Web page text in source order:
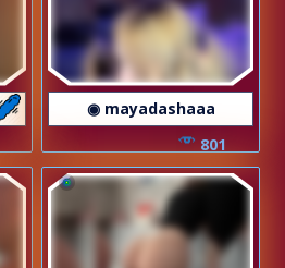
◉ mayadashaaa
801